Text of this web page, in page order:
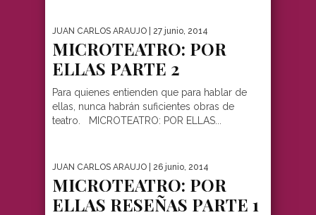
JUAN CARLOS ARAUJO | 27 junio, 2014
MICROTEATRO: POR
ELLAS PARTE 2
Para quienes entienden que para hablar de
ellas, nunca habrán suficientes obras de
teatro. MICROTEATRO: POR ELLAS...
JUAN CARLOS ARAUJO | 26 junio, 2014
MICROTEATRO: POR
ELLAS RESEÑAS PARTE 1